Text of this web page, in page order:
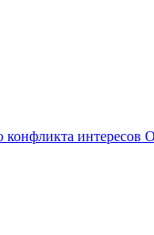
интересов